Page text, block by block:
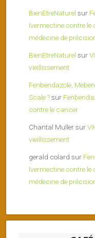
BienEtreNaturel sur
Ivermectine contre le
médecine de
BienEtreNaturel sur
vieillissement
Fenbendazole,
Scale ?sur
contre le cancer
Chantal Mullersur
vieillissement
gerald colard sur
Ivermectine contre le
médecine de